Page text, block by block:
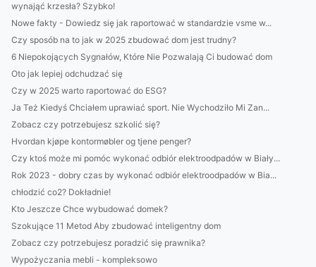
wynająć krzesła? Szybko!
Nowe fakty - Dowiedz się jak raportować w standardzie vsme w...
Czy sposób na to jak w 2025 zbudować dom jest trudny?
6 Niepokojących Sygnałów, Które Nie Pozwalają Ci budować dom
Oto jak lepiej odchudzać się
Czy w 2025 warto raportować do ESG?
Ja Też Kiedyś Chciałem uprawiać sport. Nie Wychodziło Mi Zan...
Zobacz czy potrzebujesz szkolić się?
Hvordan kjøpe kontormøbler og tjene penger?
Czy ktoś może mi pomóc wykonać odbiór elektroodpadów w Biały...
Rok 2023 - dobry czas by wykonać odbiór elektroodpadów w Bia...
chłodzić co2? Dokładnie!
Kto Jeszcze Chce wybudować domek?
Szokujące 11 Metod Aby zbudować inteligentny dom
Zobacz czy potrzebujesz poradzić się prawnika?
Wypożyczania mebli - kompleksowo